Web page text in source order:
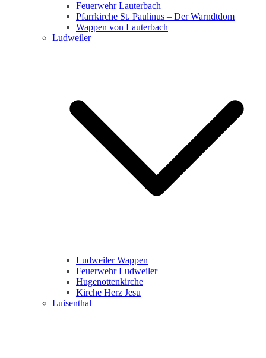
Feuerwehr Lauterbach
Pfarrkirche St. Paulinus – Der Warndtdom
Wappen von Lauterbach
Ludweiler
Ludweiler Wappen
Feuerwehr Ludweiler
Hugenottenkirche
Kirche Herz Jesu
Luisenthal